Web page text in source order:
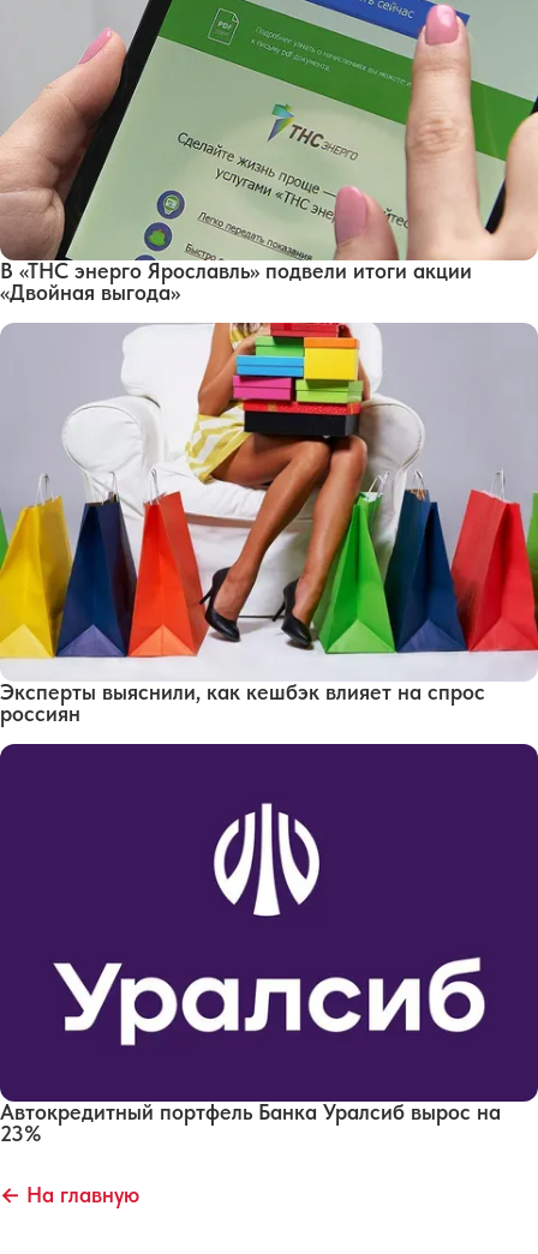
В «ТНС энерго Ярославль» подвели итоги акции
«Двойная выгода»
Эксперты выяснили, как кешбэк влияет на спрос
россиян
Автокредитный портфель Банка Уралсиб вырос на
23%
← На главную